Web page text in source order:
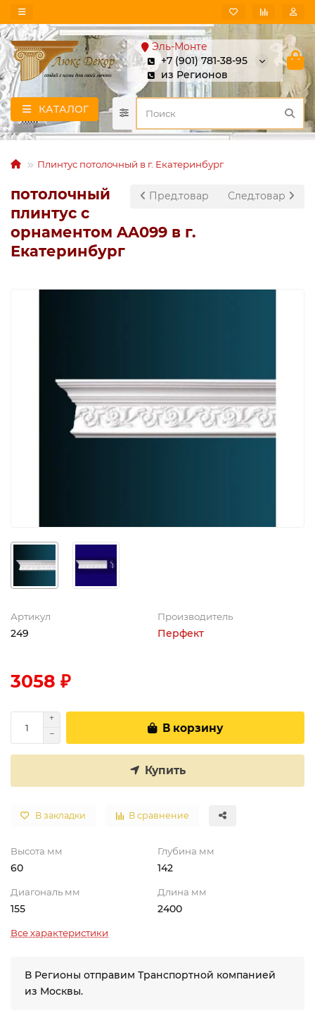
Эль-Монте
+7 (901) 781-38-95
из Регионов
КАТАЛОГ
Плинтус потолочный в г. Екатеринбург
Пред.товар След.товар
потолочный
плинтус с
орнаментом AA099 в г.
Екатеринбург
Артикул
249
Производитель
Перфект
3058 ₽
В корзину
Купить
В закладки В сравнение
Высота мм
60
Глубина мм
142
Диагональ мм
155
Длина мм
2400
Все характеристики
В Регионы отправим Транспортной компанией
из Москвы.